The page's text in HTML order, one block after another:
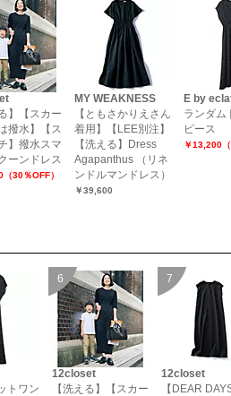
】【スカー
撥水】【ス
】撥水スマ
ーンドレス
30％OFF）
MY WEAKNESS
【ともさかりえさん
着用】【LEE別注】
【洗える】Dress
Agapanthus （リネ
ンドルマンドレス）
￥39,600
E by
ランダム
ピース
￥13,200（
トワン
12closet
【洗える】【スカー
12closet
【DEAR DAYS